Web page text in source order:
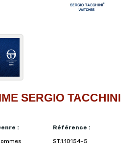
SERGIO TACCHINI
:
Référence :
ST.1.10154-5